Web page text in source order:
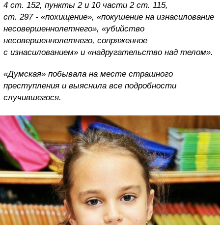
4 ст. 152, пункты 2 и 10 части 2 ст. 115,
ст. 297 - «похищение», «покушение на изнасилование
несовершеннолетнего», «убийство
несовершеннолетнего, сопряженное
с изнасилованием» и «надругательство над телом».
«Думская» побывала на месте страшного
преступления и выяснила все подробности
случившегося.